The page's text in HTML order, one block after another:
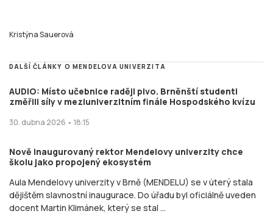
Kristýna Sauerová
DALŠÍ ČLÁNKY O MENDELOVA UNIVERZITA
AUDIO: Místo učebnice raději pivo. Brněnští studenti
změřili síly v meziuniverzitním finále Hospodského kvízu
30. dubna 2026 • 18:15
Nově inaugurovaný rektor Mendelovy univerzity chce
školu jako propojený ekosystém
Aula Mendelovy univerzity v Brně (MENDELU) se v úterý stala
dějištěm slavnostní inaugurace. Do úřadu byl oficiálně uveden
docent Martin Klimánek, který se stal ...